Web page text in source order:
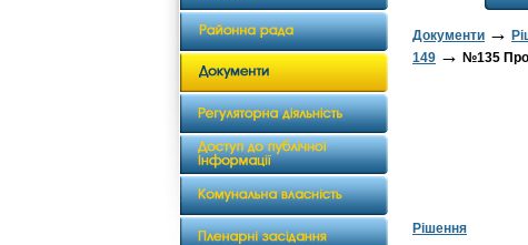
Документи →
149 → №135 Про
Рішення